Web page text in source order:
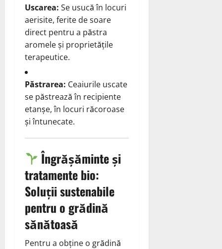
Uscarea: Se usucă în locuri
aerisite, ferite de soare
direct pentru a păstra
aromele și proprietățile
terapeutice.
Păstrarea: Ceaiurile uscate
se păstrează în recipiente
etanșe, în locuri răcoroase
și întunecate.
Îngrășăminte și
tratamente bio:
Soluții sustenabile
pentru o grădină
sănătoasă
Pentru a obține o grădină